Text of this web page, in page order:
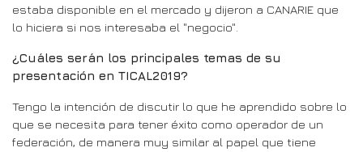
estaba disponible en el mercado y dijeron a CANARIE que
lo hiciera si nos interesaba el "negocio".
¿Cuáles serán los principales temas de su
presentación en TICAL2019?
Tengo la intención de discutir lo que he aprendido sobre lo
que se necesita para tener éxito como operador de un
federación, de manera muy similar al papel que tiene